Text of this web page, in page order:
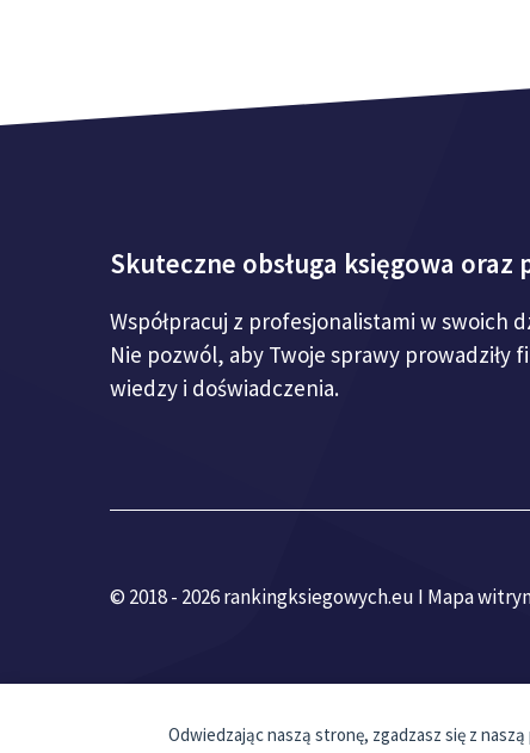
Odwiedzając naszą stronę, zgadzasz się z
Skuteczne obsługa księgowa oraz
Współpracuj z profesjonalistami w swoich
Nie pozwól, aby Twoje sprawy prowadziły
wiedzy i doświadczenia.
© 2018 - 2026 rankingksiegowych.eu I Mapa